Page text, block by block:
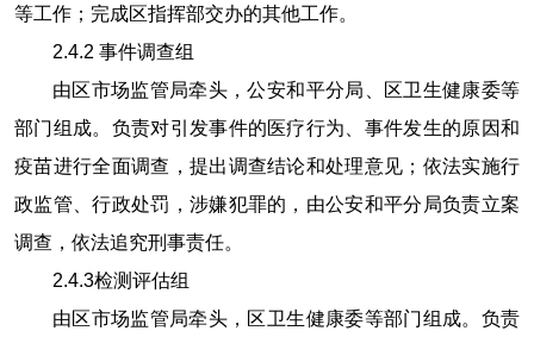
等工作；完成区指挥部交办的其他工作。
2.4.2 事件调查组
由区市场监管局牵头，公安和平分局、区卫生健康委等
部门组成。负责对引发事件的医疗行为、事件发生的原因和
疫苗进行全面调查，提出调查结论和处理意见；依法实施行
政监管、行政处罚，涉嫌犯罪的，由公安和平分局负责立案
调查，依法追究刑事责任。
2.4.3检测评估组
由区市场监管局牵头，区卫生健康委等部门组成。负责